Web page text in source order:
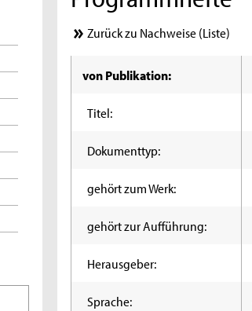
Zurück zu Nachweise (Liste)
von Publikation:
Titel:
Dokumenttyp:
gehört zum Werk:
gehört zur Aufführung:
Herausgeber:
Sprache: